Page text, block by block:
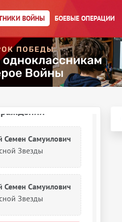
ВОЙНЫ БОЕВЫЕ ОПЕРАЦИИ
Семен Самуилович
войны II
Семен Самуилович
Звезды
Семен Самуилович
Звезды